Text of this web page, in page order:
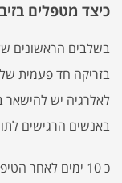
כיצד מטפלים
בשלבים הראשונים
באנשים הרגישים
כ 10 ימים לאחר